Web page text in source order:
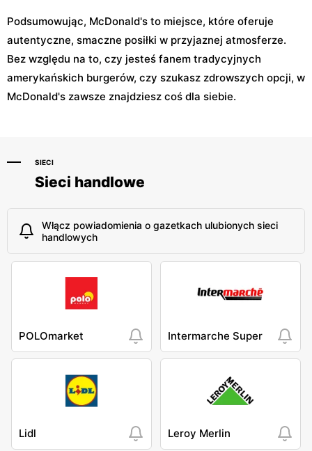
Podsumowując, McDonald's to miejsce, które oferuje
autentyczne, smaczne posiłki w przyjaznej atmosferze.
Bez względu na to, czy jesteś fanem tradycyjnych
amerykańskich burgerów, czy szukasz zdrowszych opcji, w
McDonald's zawsze znajdziesz coś dla siebie.
SIECI
Sieci handlowe
Włącz powiadomienia o gazetkach ulubionych sieci
handlowych
POLOmarket Intermarche Super
Lidl Leroy Merlin